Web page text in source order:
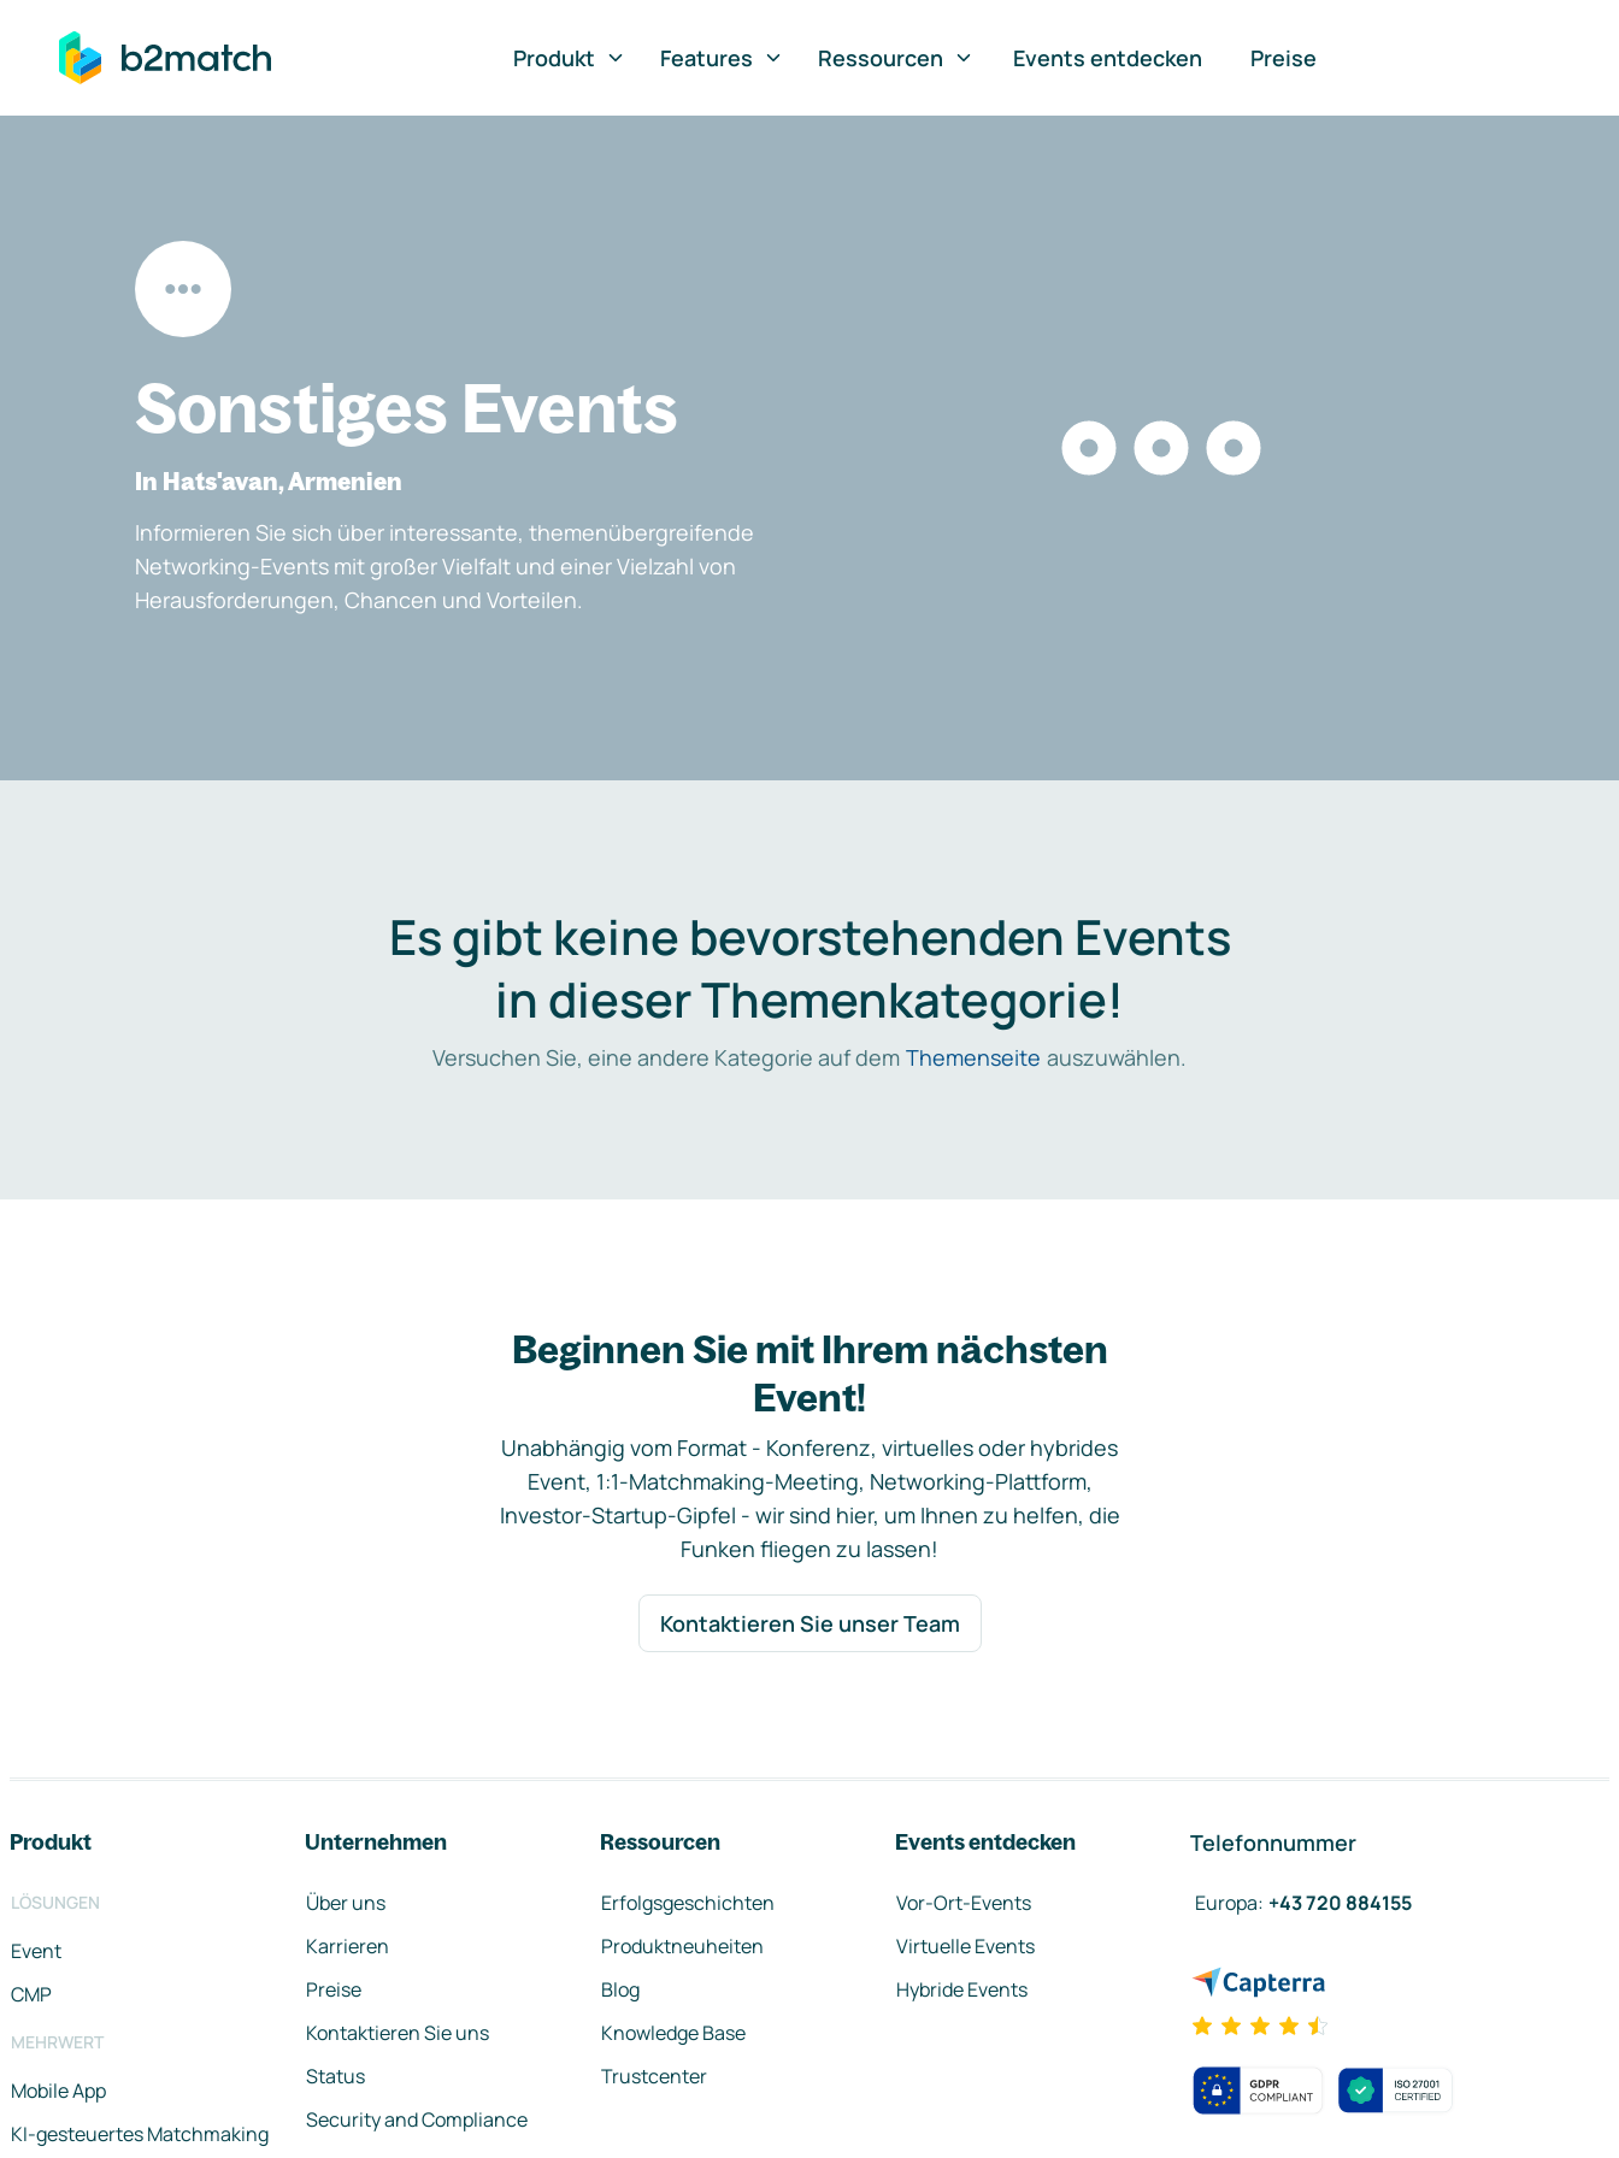
springen
Produkt
Features Ressourcen Events entdecken Preise
Sonstiges Events
In Hats'avan, Armenien
Informieren Sie sich über interessante, themenübergreifende
Networking-Events mit großer Vielfalt und einer Vielzahl von
Herausforderungen, Chancen und Vorteilen.
Es gibt keine bevorstehenden Events
in dieser Themenkategorie!
Versuchen Sie, eine andere Kategorie auf dem Themenseite auszuwählen.
Beginnen Sie mit Ihrem nächsten
Event!
Unabhängig vom Format - Konferenz, virtuelles oder hybrides
Event, 1:1-Matchmaking-Meeting, Networking-Plattform,
Investor-Startup-Gipfel - wir sind hier, um Ihnen zu helfen, die
Funken fliegen zu lassen!
Kontaktieren Sie unser Team
Produkt
LÖSUNGEN
Event
CMP
MEHRWERT
Mobile App
KI-gesteuertes Matchmaking
Unternehmen
Über uns
Karrieren
Preise
Kontaktieren Sie uns
Status
Security and Compliance
Ressourcen
Erfolgsgeschichten
Produktneuheiten
Blog
Knowledge Base
Trustcenter
Events entdecken
Vor-Ort-Events
Virtuelle Events
Hybride Events
Telefonnummer
Europa: +43 720 884155